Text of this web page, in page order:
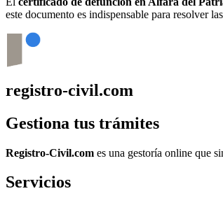
este documento es indispensable para resolver
registro-civil.com
Gestiona tus trámites
Registro-Civil.com es una gestoría online que
Servicios